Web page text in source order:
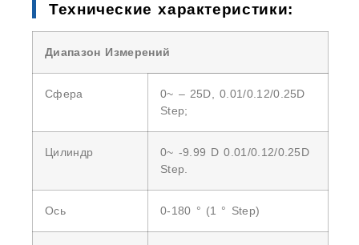
Технические характеристики:
Диапазон Измерений
Сфера
0~ – 25D, 0.01/0.12/0.25D
Step;
Цилиндр
0~ -9.99 D 0.01/0.12/0.25D
Step.
Ось 0-180 ° (1 ° Step)